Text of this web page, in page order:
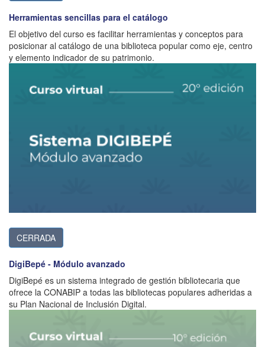
Herramientas sencillas para el catálogo
El objetivo del curso es facilitar herramientas y conceptos para
posicionar al catálogo de una biblioteca popular como eje, centro
y elemento indicador de su patrimonio.
CERRADA
DigiBepé - Módulo avanzado
DigiBepé es un sistema integrado de gestión bibliotecaria que
ofrece la CONABIP a todas las bibliotecas populares adheridas a
su Plan Nacional de Inclusión Digital.